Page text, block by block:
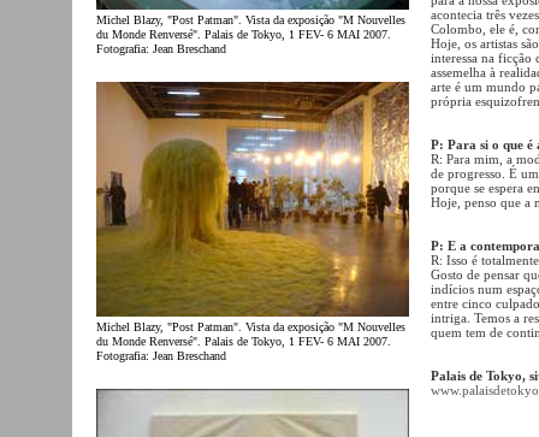
Michel Blazy, "Post Patman". Vista da exposição "M Nouvelles
du Monde Renversé". Palais de Tokyo, 1 FEV- 6 MAI 2007.
Fotografia: Jean Breschand
Michel Blazy, "Post Patman". Vista da exposição "M Nouvelles
du Monde Renversé". Palais de Tokyo, 1 FEV- 6 MAI 2007.
Fotografia: Jean Breschand
acontecia três
Colombo, ele é,
Hoje, os artistas
interessa na ficção
assemelha à
arte é um mundo
própria
P: Para si o que é
R: Para mim, a
de progresso. É
porque se espera
Hoje, penso que a
P: E a
R: Isso é
Gosto de pensar
indícios num
entre cinco
intriga. Temos a
quem tem de
Palais de Tokyo,